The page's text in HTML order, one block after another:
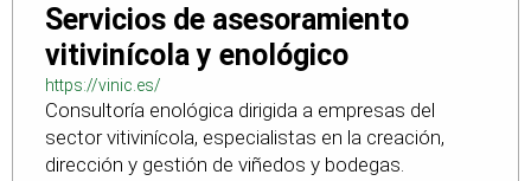
Servicios de asesoramiento
vitivinícola y enológico
https://vinic.es/
Consultoría enológica dirigida a empresas del
sector vitivinícola, especialistas en la creación,
dirección y gestión de viñedos y bodegas.